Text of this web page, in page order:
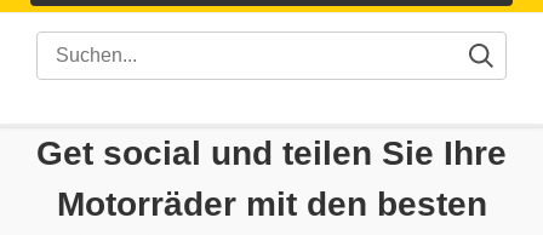
Get social und teilen Sie Ihre
Motorräder mit den besten